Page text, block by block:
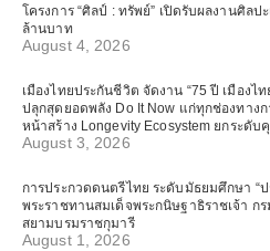
โครงการ “ศิลป์ : ทรัพย์” เปิดรับผลงานศิลป
ล้านบาท
August 4, 2026
เมืองไทยประกันชีวิต จัดงาน “75 ปี เมือง
ปลุกสุดยอดพลัง Do It Now แก่ทุกช่องทาง
หน้าสร้าง Longevity Ecosystem ยกระดั
August 3, 2026
การประกวดดนตรีไทย ระดับมัธยมศึกษา “ป
พระราชทานสมเด็จพระกนิษฐาธิราชเจ้า ก
สยามบรมราชกุมารี
August 1, 2026